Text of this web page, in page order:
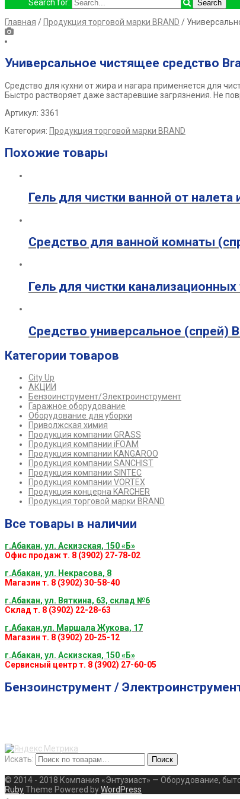
Search for:
Главная / Продукция торговой марки BRAND /
Универсальное чистящее средство
Средство для кухни от жира и нагара применяется для
Быстро растворяет даже застаревшие загрязнения. Не
Артикул: 3361
Категория: Продукция торговой марки BRAND
Похожие товары
Гель для чистки ванной от
Средство для ванной комнаты
Гель для чистки
Средство универсальное (спрей)
Категории товаров
City Up
АКЦИИ
Бензоинструмент/Электроинструмент
Гаражное оборудование
Оборудование для уборки
Приволжская химия
Продукция компании GRASS
Продукция компании iFOAM
Продукция компании KANGAROO
Продукция компании SANCHIST
Продукция компании SINTEC
Продукция компании VORTEX
Продукция концерна KARCHER
Продукция торговой марки BRAND
Все товары в наличии
г.Абакан, ул. Аскизская, 150 «Б»
Офис продаж т. 8 (3902) 27-78-02
г.Абакан, ул. Некрасова, 8
Магазин т. 8 (3902) 30-58-40
г.Абакан, ул. Вяткина, 63, склад №6
Склад т. 8 (3902) 22-28-63
г.Абакан,ул. Маршала Жукова, 17
Магазин т. 8 (3902) 20-25-12
г.Абакан, ул. Аскизская, 150 «Б»
Сервисный центр т. 8 (3902) 27-60-05
Бензоинструмент /
Искать: Поиск
© 2014 - 2018 Компания «Энтузиаст» — Оборудование,
RubyTheme Powered byWordPress